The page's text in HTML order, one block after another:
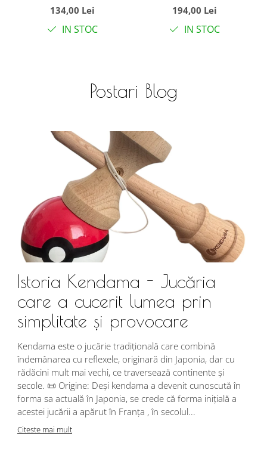
Alfabetului Din Lemn,
cu magnet
134,00 Lei
IN STOC
nivele, din lemn
194,00 Lei
IN STOC
Postari Blog
Istoria Kendama - Jucăria
care a cucerit lumea prin
simplitate și provocare
Kendama este o jucărie tradițională care combină
îndemânarea cu reflexele, originară din Japonia, dar cu
rădăcini mult mai vechi, ce traversează continente și
secole. 📜 Origine: Deși kendama a devenit cunoscută în
forma sa actuală în Japonia, se crede că forma inițială a
acestei jucării a apărut în Franța , în secolul...
Citeste mai mult